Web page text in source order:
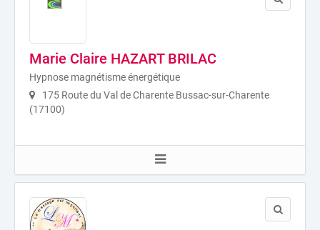
Marie Claire HAZART BRILAC
Hypnose magnétisme énergétique
175 Route du Val de Charente Bussac-sur-Charente
(17100)